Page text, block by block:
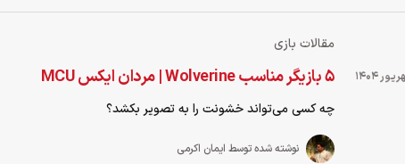
مقالات بازی
5 بازیگر مناسب Wolverine | مردان ایکس MCU
چه کسی می‌تواند خشونت را به تصویر بکشد؟
نوشته شده توسط ایمان اکرمی